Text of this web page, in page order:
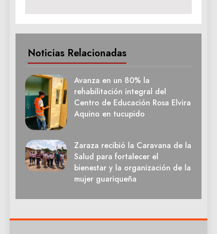
Noticias Relacionadas
Avanza en un 80% la
rehabilitación integral del
Centro de Educación Rosa Elvira
Aquino en tucupido
Zaraza recibió la Caravana de la
Salud para fortalecer el
bienestar y la organización de la
mujer guariqueña